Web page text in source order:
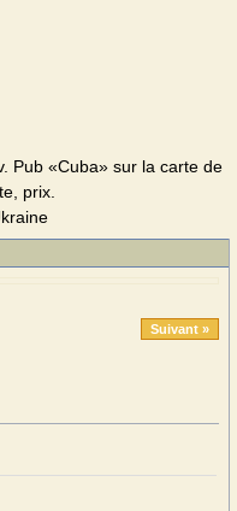
Pub «Cuba» sur la carte de
prix.
Suivant »